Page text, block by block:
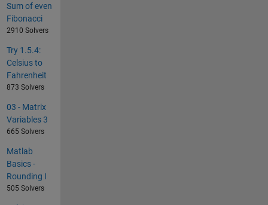
Sum of even
Fibonacci
2910 Solvers
Try 1.5.4:
Celsius to
Fahrenheit
873 Solvers
03 - Matrix
Variables 3
665 Solvers
Matlab
Basics -
Rounding I
505 Solvers